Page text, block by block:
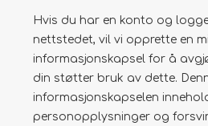
Hvis du har en konto og
nettstedet, vil vi opprette en
informasjonskapsel for å
din støtter bruk av dette.
informasjonskapselen
personopplysninger og